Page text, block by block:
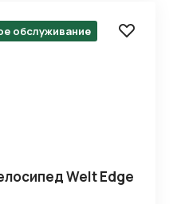
обслуживание
Welt Edge